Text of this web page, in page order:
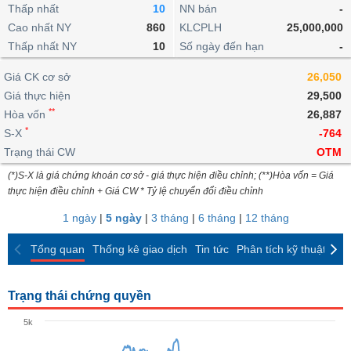
lỗ
dịch
nội
Niên
giám
Tài
liệu
cổ
Định
giá
ngoài
doanh
Top
cổ
phiếu
ngành
giao
dịch
dịch
Chứng
quyền
quan
Thống
giao
dịch
Thống
giao
dịch
Tin
tức
Phân
tích
kỹ
thuật
trực
tuyến
Bộ
lọc
cổ
So
sánh
Báo
cáo
Vĩ
mô
lai
Chứng
quyền
Trái
phiếu
IR
Awards
tạo
Dịch
vụ
Thấp nhất
10
Cao nhất NY
860
Thấp nhất NY
10
NN bán
-
KLCPLH
25,000,000
Số ngày đến hạn
-
Giá CK cơ sở
26,050
Giá thực hiện
29,500
Hòa vốn **
26,887
S-X *
-764
Trạng thái CW
OTM
(*)S-X là giá chứng khoán cơ sở - giá thực hiện điều chỉnh; (**)Hòa vốn = Giá
thực hiện điều chỉnh + Giá CW * Tỷ lệ chuyển đổi điều chỉnh
1 ngày| 5 ngày| 3 tháng | 6 tháng | 12 tháng
Tổng quan Thống kê giao dịch Tin tức Phân tích kỹ thuật
Trạng thái chứng quyền
5k
BẤT
ĐỘNG
SẢN
TÀI
CHÍNH
HÀNG
KINH